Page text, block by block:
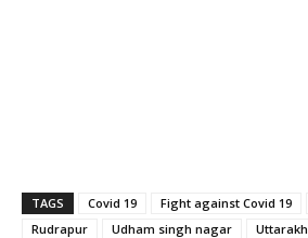
TAGS Covid 19 Fight against Covid 19
Rudrapur
Udham singh nagar